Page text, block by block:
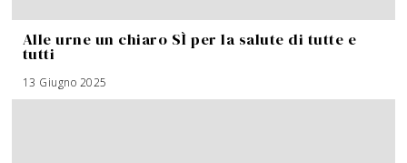
Alle urne un chiaro SÌ per la salute di tutte e
tutti
13 Giugno 2025